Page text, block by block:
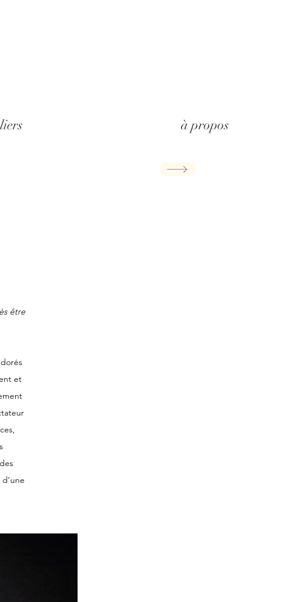
à propos
être
et